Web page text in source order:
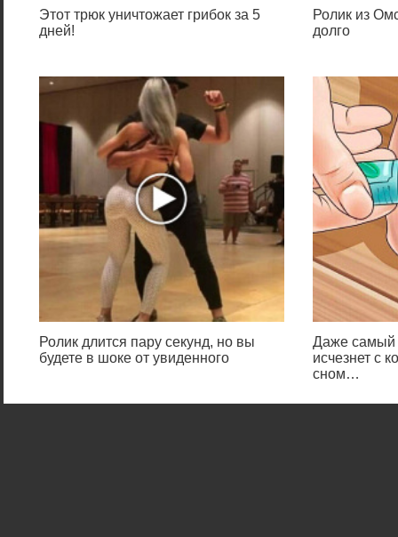
Этот трюк уничтожает грибок за 5
дней!
Ролик из
долго
Ролик длится пару секунд, но вы
будете в шоке от увиденного
Даже самый
исчезнет с
сном…